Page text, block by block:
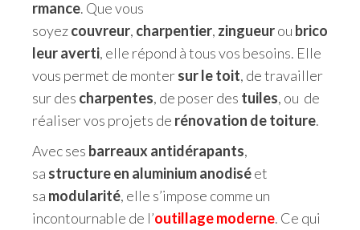
rmance. Que vous
soyezcouvreur, charpentier, zingueurou brico
leur averti, elle répond à tous vos besoins. Elle
vous permet de montersur le toit, de travailler
sur des charpentes, de poser des tuiles, ou de
réaliser vos projets de rénovation de toiture.
Avec ses barreaux antidérapants,
sa structure en aluminium anodiséet
sa modularité, elle s’impose comme un
incontournable de l’outillagemoderne. Ce qui